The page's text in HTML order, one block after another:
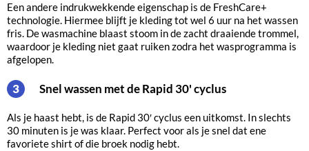
Een andere indrukwekkende eigenschap is de FreshCare+
technologie. Hiermee blijft je kleding tot wel 6 uur na het wassen
fris. De wasmachine blaast stoom in de zacht draaiende trommel,
waardoor je kleding niet gaat ruiken zodra het wasprogramma is
afgelopen.
3 Snel wassen met de Rapid 30' cyclus
Als je haast hebt, is de Rapid 30′ cyclus een uitkomst. In slechts
30 minuten is je was klaar. Perfect voor als je snel dat ene
favoriete shirt of die broek nodig hebt.